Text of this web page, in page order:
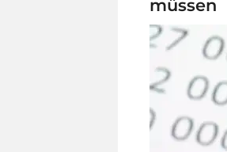
müssen